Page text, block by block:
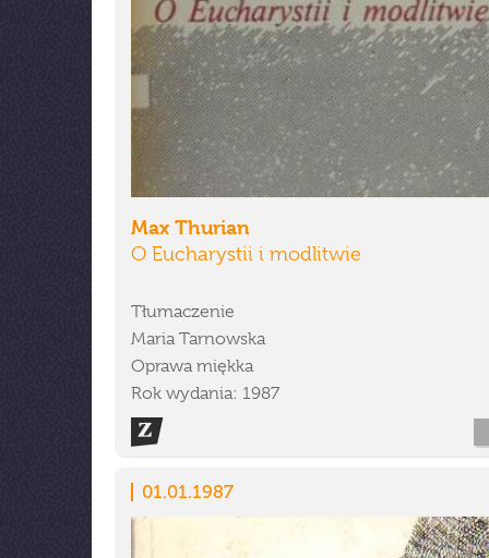
Max Thurian
O Eucharystii i modlitwie
Tłumaczenie
Maria Tarnowska
Oprawa miękka
Rok wydania: 1987
01.01.1987